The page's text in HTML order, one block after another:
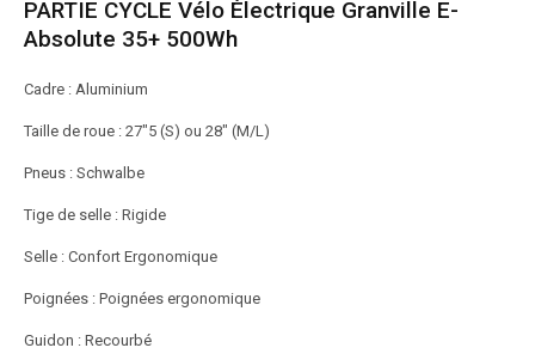
PARTIE CYCLE Vélo Électrique Granville E-
Absolute 35+ 500Wh
Cadre : Aluminium
Taille de roue : 27″5 (S) ou 28″ (M/L)
Pneus : Schwalbe
Tige de selle : Rigide
Selle : Confort Ergonomique
Poignées : Poignées ergonomique
Guidon : Recourbé